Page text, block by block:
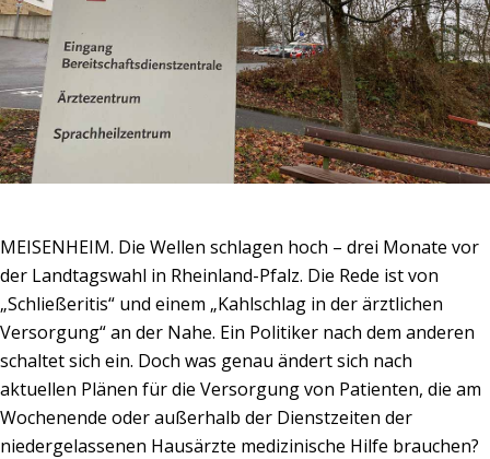
MEISENHEIM. Die Wellen schlagen hoch – drei Monate vor
der Landtagswahl in Rheinland-Pfalz. Die Rede ist von
„Schließeritis“ und einem „Kahlschlag in der ärztlichen
Versorgung“ an der Nahe. Ein Politiker nach dem anderen
schaltet sich ein. Doch was genau ändert sich nach
aktuellen Plänen für die Versorgung von Patienten, die am
Wochenende oder außerhalb der Dienstzeiten der
niedergelassenen Hausärzte medizinische Hilfe brauchen?